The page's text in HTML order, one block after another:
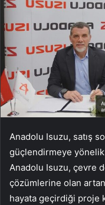
Anadolu Isuzu, satış
güçlendirmeye yönelik
Anadolu Isuzu, çevre
çözümlerine olan
hayata geçirdiği proje